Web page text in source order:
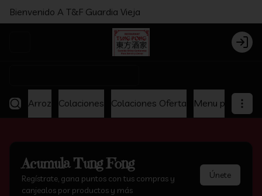
Bienvenido A T&F Guardia Vieja
Login
Arroz Colaciones Colaciones Oferta Menu para
AcumulaTung Fong
Regístrate, gana puntos con tus compras y
canjealos por productos y más
Únete